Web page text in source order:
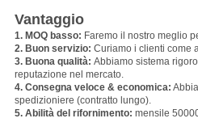
Vantaggio
1. MOQ basso: Faremo il nostro meglio
2. Buon servizio: Curiamo i clienti come
3. Buona qualità: Abbiamo sistema
reputazione nel mercato.
4. Consegna veloce & economica:
spedizioniere (contratto lungo).
5. Abilità del rifornimento: mensile